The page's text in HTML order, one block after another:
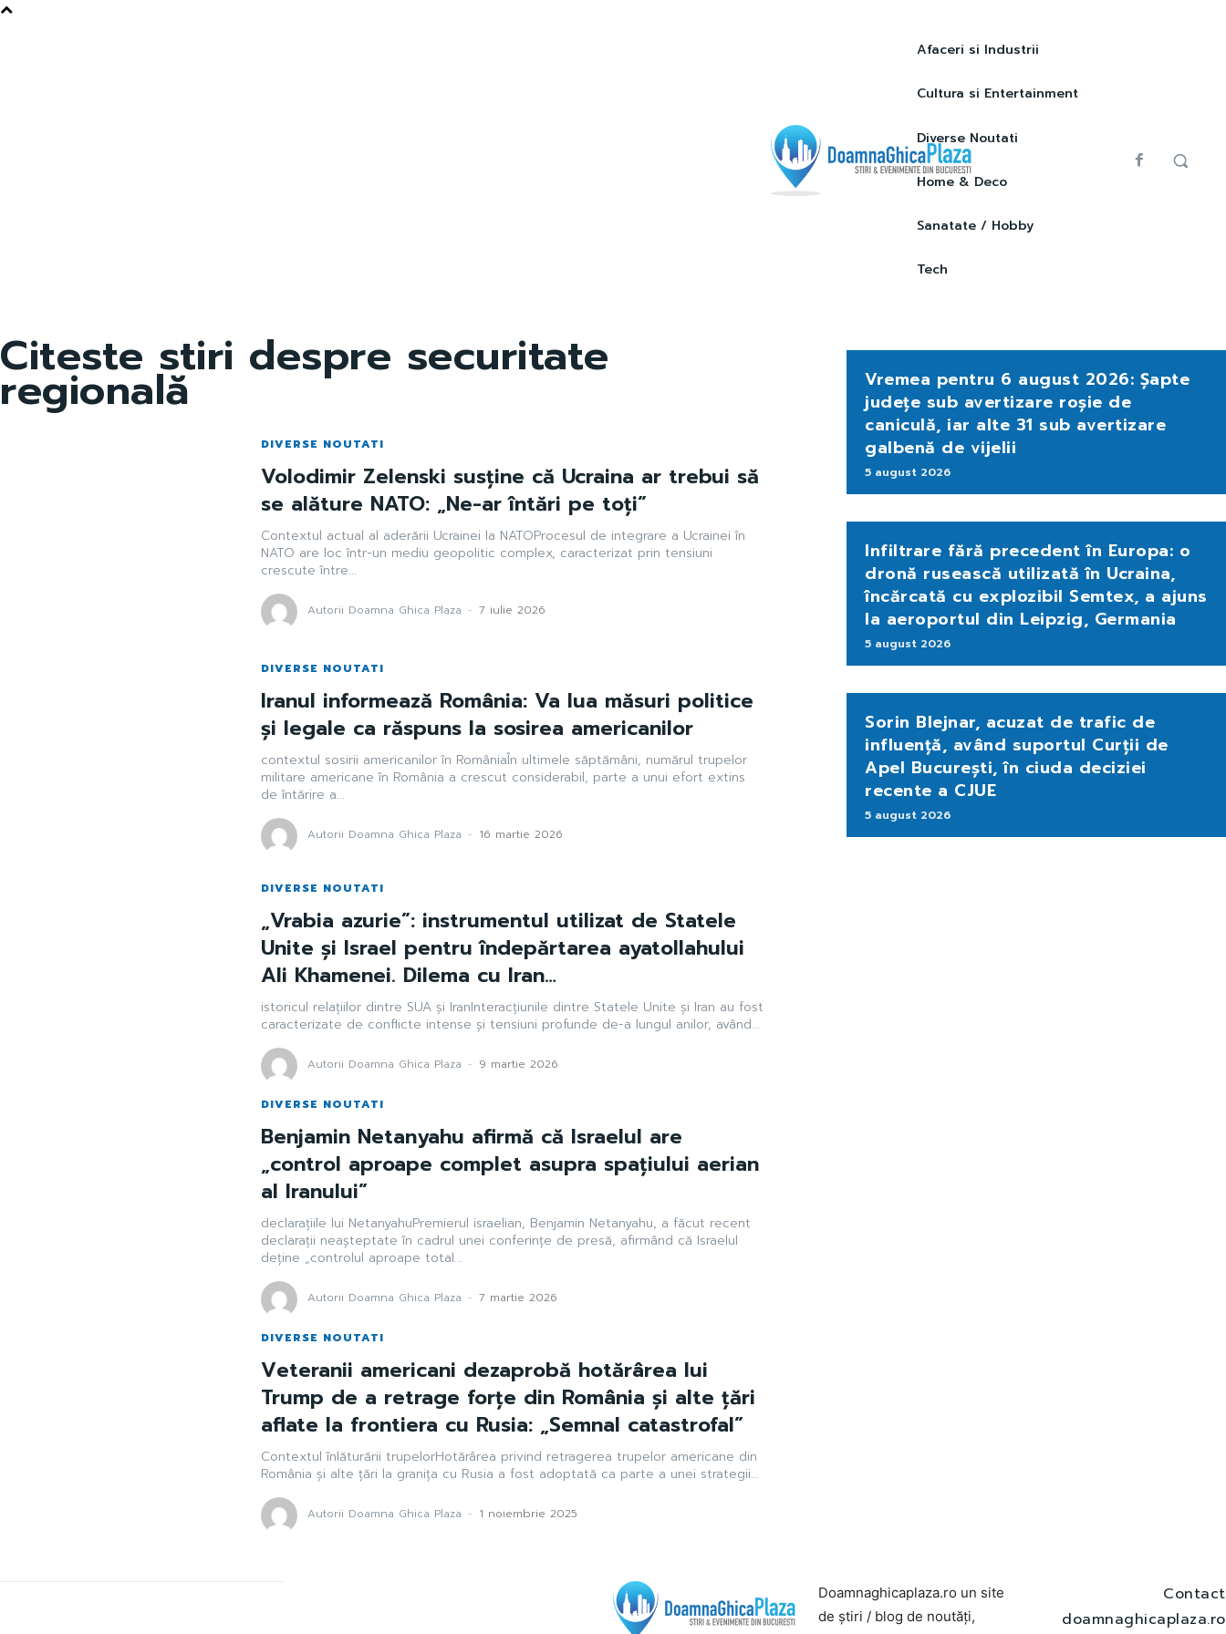
Afaceri si Industrii
Cultura si Entertainment
Diverse Noutati
Home & Deco
Sanatate / Hobby
Tech
Citeste stiri despre securitate
regională
DIVERSE NOUTATI
Volodimir Zelenski susține că Ucraina ar trebui să
se alăture NATO: „Ne-ar întări pe toți”
Contextul actual al aderării Ucrainei la NATOProcesul de integrare a Ucrainei în
NATO are loc într-un mediu geopolitic complex, caracterizat prin tensiuni
crescute între...
Autorii Doamna Ghica Plaza - 7 iulie 2026
DIVERSE NOUTATI
Iranul informează România: Va lua măsuri politice
și legale ca răspuns la sosirea americanilor
contextul sosirii americanilor în RomâniaÎn ultimele săptămâni, numărul trupelor
militare americane în România a crescut considerabil, parte a unui efort extins
de întărire a...
Autorii Doamna Ghica Plaza - 16 martie 2026
DIVERSE NOUTATI
„Vrabia azurie”: instrumentul utilizat de Statele
Unite și Israel pentru îndepărtarea ayatollahului
Ali Khamenei. Dilema cu Iran…
istoricul relațiilor dintre SUA și IranInteracțiunile dintre Statele Unite și Iran au fost
caracterizate de conflicte intense și tensiuni profunde de-a lungul anilor, având...
Autorii Doamna Ghica Plaza - 9 martie 2026
DIVERSE NOUTATI
Benjamin Netanyahu afirmă că Israelul are
„control aproape complet asupra spațiului aerian
al Iranului”
declarațiile lui NetanyahuPremierul israelian, Benjamin Netanyahu, a făcut recent
declarații neașteptate în cadrul unei conferințe de presă, afirmând că Israelul
deține „controlul aproape total...
Autorii Doamna Ghica Plaza - 7 martie 2026
DIVERSE NOUTATI
Veteranii americani dezaprobă hotărârea lui
Trump de a retrage forțe din România și alte țări
aflate la frontiera cu Rusia: „Semnal catastrofal”
Contextul înlăturării trupelorHotărârea privind retragerea trupelor americane din
România și alte țări la granița cu Rusia a fost adoptată ca parte a unei strategii...
Autorii Doamna Ghica Plaza - 1 noiembrie 2025
Vremea pentru 6 august 2026: Șapte
județe sub avertizare roșie de
caniculă, iar alte 31 sub avertizare
galbenă de vijelii
5 august 2026
Infiltrare fără precedent în Europa: o
dronă rusească utilizată în Ucraina,
încărcată cu explozibil Semtex, a ajuns
la aeroportul din Leipzig, Germania
5 august 2026
Sorin Blejnar, acuzat de trafic de
influență, având suportul Curții de
Apel București, în ciuda deciziei
recente a CJUE
5 august 2026
Doamnaghicaplaza.ro un site
de știri / blog de noutăți,
Contact
doamnaghicaplaza.ro